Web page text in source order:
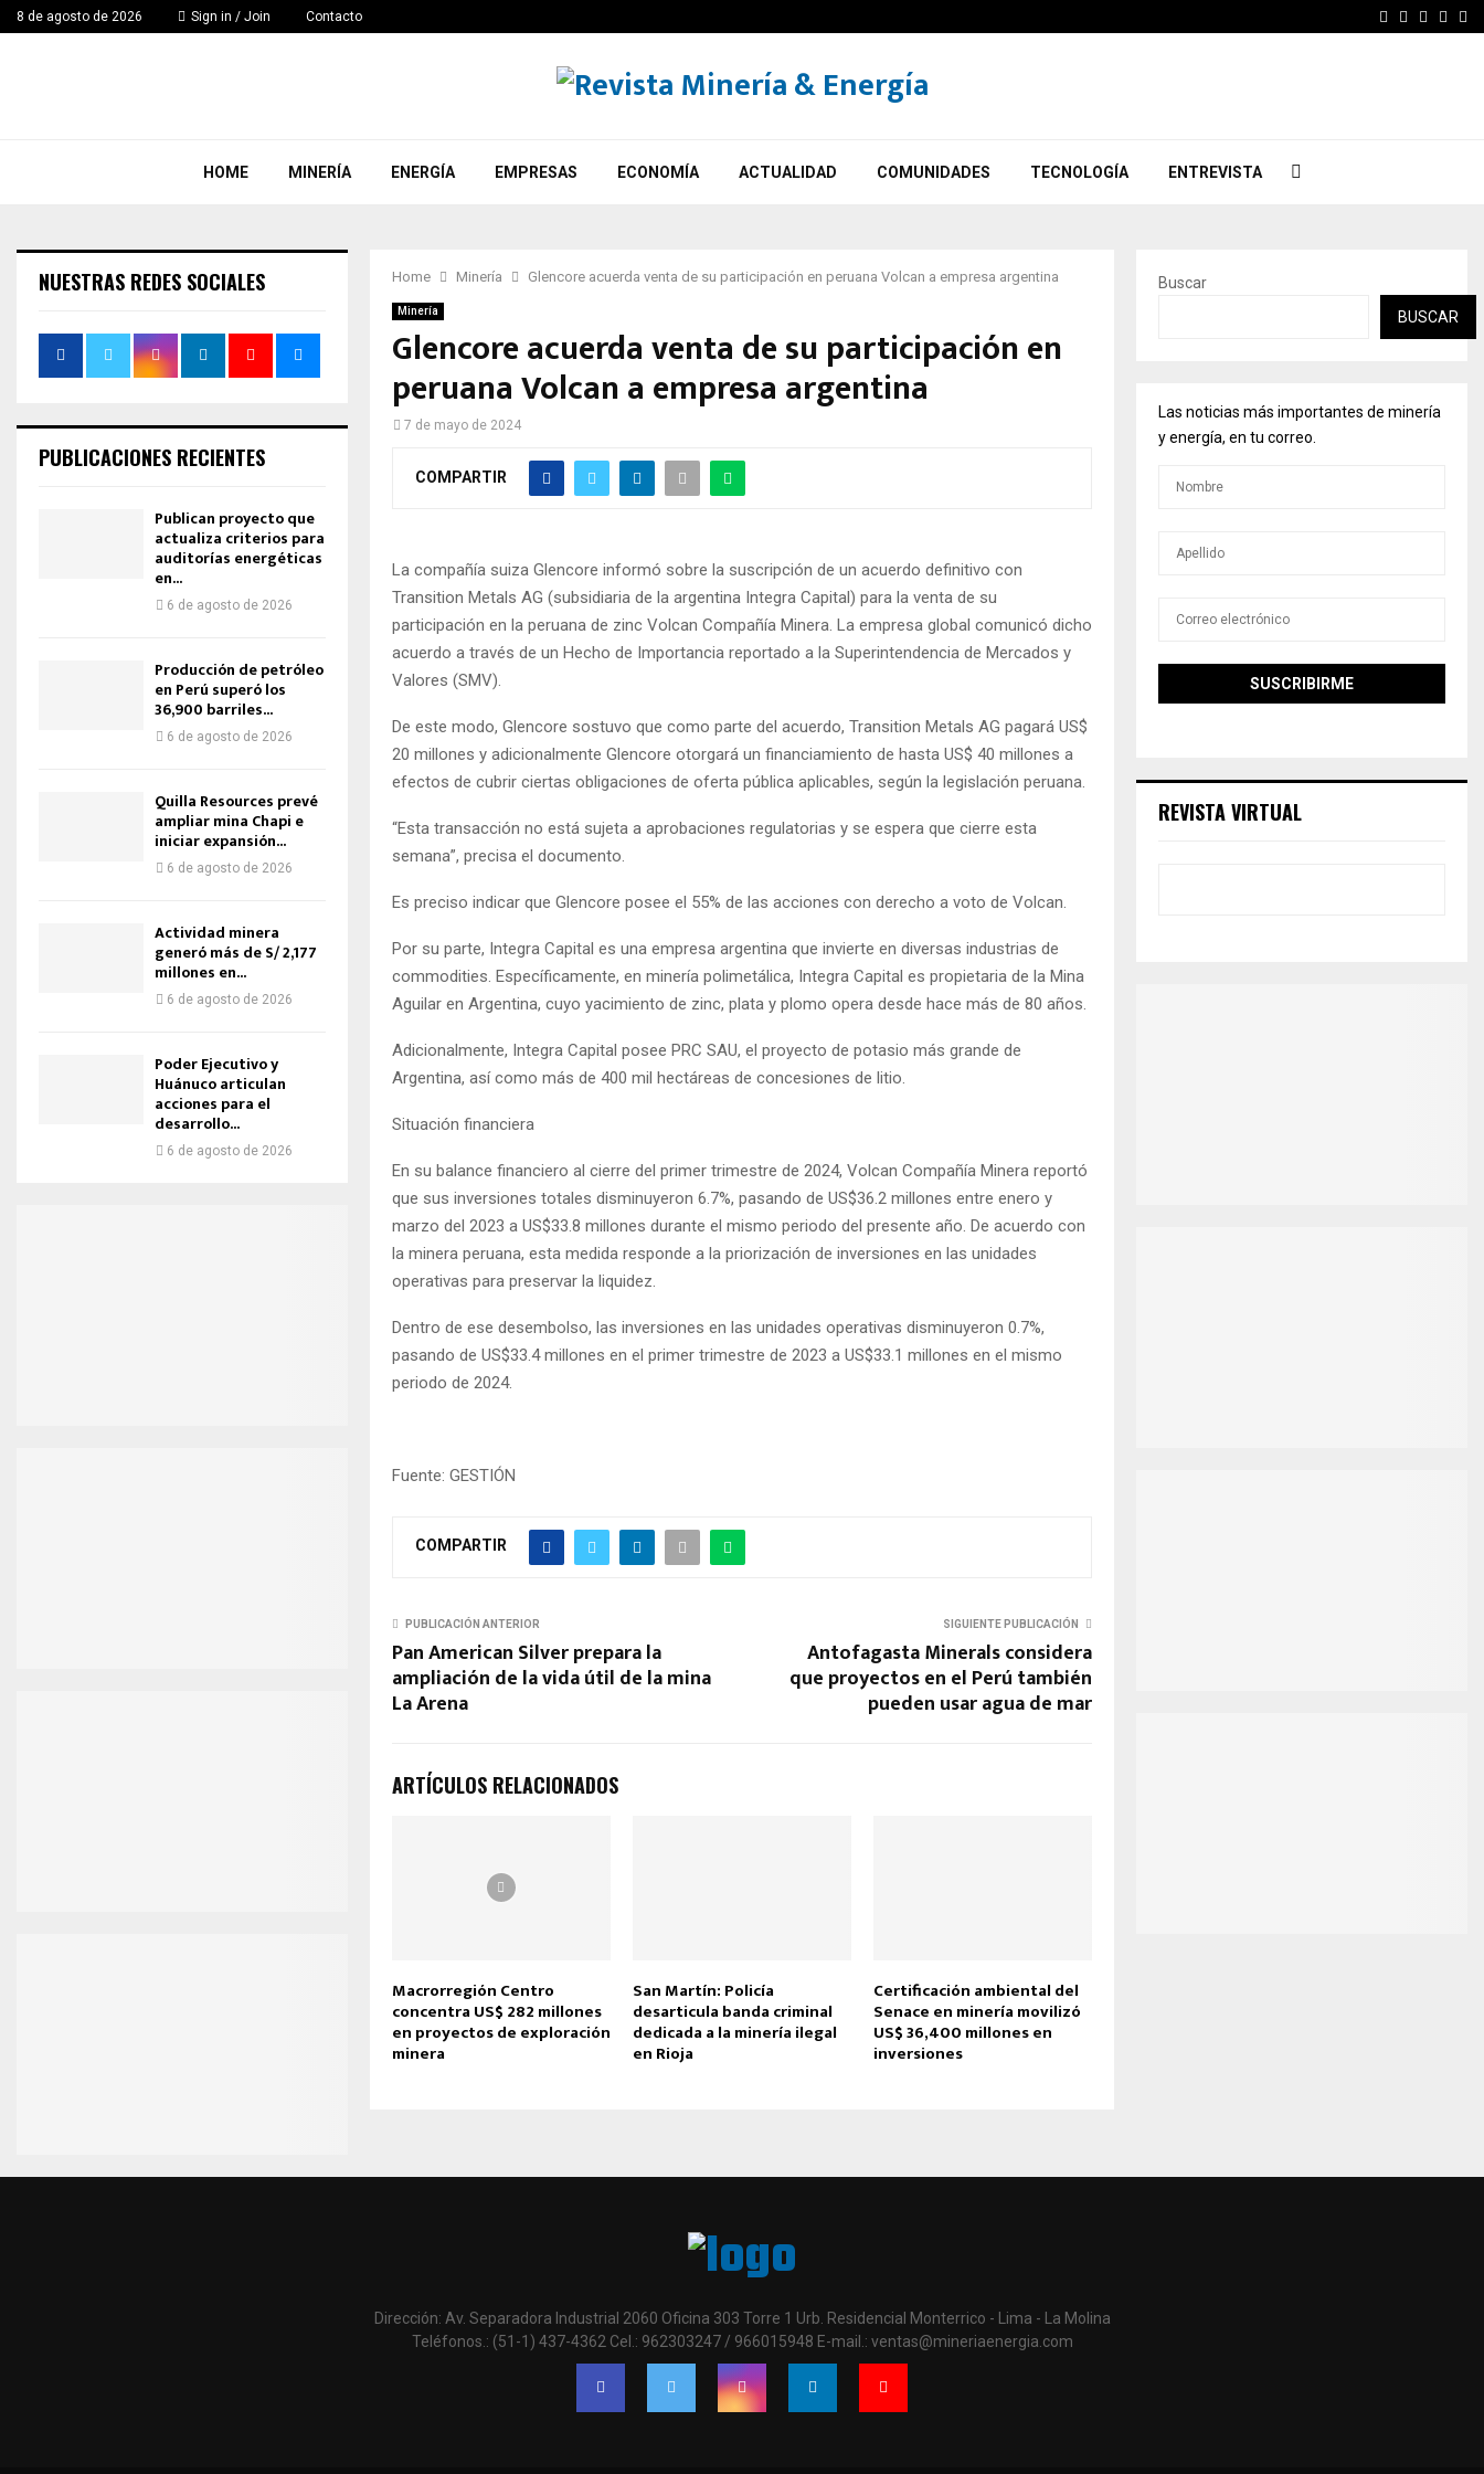
8 de agosto de 2026 Sign in / Join Contacto Facebook
Twitter
HOME MINERÍA ENERGÍA EMPRESAS ECONOMÍA ACTUALIDAD COMUNIDADES TECNOLOGÍA ENTREVISTA
Home Minería Glencore acuerda venta de su participación en peruana Volcan a empresa argentina
Minería
Glencore acuerda venta de su participación en
peruana Volcan a empresa argentina
7 de mayo de 2024
COMPARTIR
La compañía suiza Glencore informó sobre la suscripción de un acuerdo definitivo con
Transition Metals AG (subsidiaria de la argentina Integra Capital) para la venta de su
participación en la peruana de zinc Volcan Compañía Minera. La empresa global comunicó dicho
acuerdo a través de un Hecho de Importancia reportado a la Superintendencia de Mercados y
Valores (SMV).
De este modo, Glencore sostuvo que como parte del acuerdo, Transition Metals AG pagará US$
20 millones y adicionalmente Glencore otorgará un financiamiento de hasta US$ 40 millones a
efectos de cubrir ciertas obligaciones de oferta pública aplicables, según la legislación peruana.
“Esta transacción no está sujeta a aprobaciones regulatorias y se espera que cierre esta
semana”, precisa el documento.
Es preciso indicar que Glencore posee el 55% de las acciones con derecho a voto de Volcan.
Por su parte, Integra Capital es una empresa argentina que invierte en diversas industrias de
commodities. Específicamente, en minería polimetálica, Integra Capital es propietaria de la Mina
Aguilar en Argentina, cuyo yacimiento de zinc, plata y plomo opera desde hace más de 80 años.
Adicionalmente, Integra Capital posee PRC SAU, el proyecto de potasio más grande de
Argentina, así como más de 400 mil hectáreas de concesiones de litio.
Situación financiera
En su balance financiero al cierre del primer trimestre de 2024, Volcan Compañía Minera reportó
que sus inversiones totales disminuyeron 6.7%, pasando de US$36.2 millones entre enero y
marzo del 2023 a US$33.8 millones durante el mismo periodo del presente año. De acuerdo con
la minera peruana, esta medida responde a la priorización de inversiones en las unidades
operativas para preservar la liquidez.
Dentro de ese desembolso, las inversiones en las unidades operativas disminuyeron 0.7%,
pasando de US$33.4 millones en el primer trimestre de 2023 a US$33.1 millones en el mismo
periodo de 2024.
Fuente: GESTIÓN
COMPARTIR
PUBLICACIÓN ANTERIOR
Pan American Silver prepara la
ampliación de la vida útil de la mina
La Arena
SIGUIENTE PUBLICACIÓN
Antofagasta Minerals considera
que proyectos en el Perú también
pueden usar agua de mar
ARTÍCULOS RELACIONADOS
Macrorregión Centro
concentra US$ 282 millones
en proyectos de exploración
minera
San Martín: Policía
desarticula banda criminal
dedicada a la minería ilegal
en Rioja
Certificación ambiental del
Senace en minería movilizó
US$ 36,400 millones en
inversiones
NUESTRAS REDES SOCIALES
PUBLICACIONES RECIENTES
Publican proyecto que
actualiza criterios para
auditorías energéticas
en...
6 de agosto de 2026
Producción de petróleo
en Perú superó los
36,900 barriles...
6 de agosto de 2026
Quilla Resources prevé
ampliar mina Chapi e
iniciar expansión...
6 de agosto de 2026
Actividad minera
generó más de S/ 2,177
millones en...
6 de agosto de 2026
Poder Ejecutivo y
Huánuco articulan
acciones para el
desarrollo...
6 de agosto de 2026
Buscar
BUSCAR
Las noticias más importantes de minería
y energía, en tu correo.
REVISTA VIRTUAL
Dirección: Av. Separadora Industrial 2060 Oficina 303 Torre 1 Urb. Residencial Monterrico - Lima - La Molina
Teléfonos.: (51-1) 437-4362 Cel.: 962303247 / 966015948 E-mail.: ventas@mineriaenergia.com